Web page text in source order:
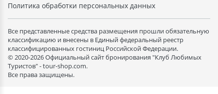
Политика обработки персональных данных
Все представленные средства размещения прошли обязательную
классификацию и внесены в Единый федеральный реестр
классифицированных гостиниц Российской Федерации.
© 2020-2026 Официальный сайт бронирования "Клуб Любимых
Туристов" - tour-shop.com.
Все права защищены.